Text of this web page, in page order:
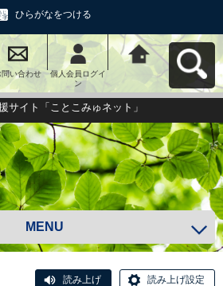
ひらがなをつける
問い合わせ
個人会員ログイ
ン
江東区コミュニ
ティ活動支援サ
イト「ことこみ
ゅネット」へ戻
る
サイト「ことこみゅネット」
MENU
読み上げ 読み上げ設定